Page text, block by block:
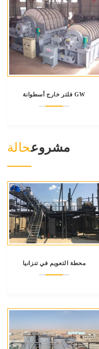
فلتر خارج أسطوانة GW
مشروعحالة
محطة التعويم في تنزانيا